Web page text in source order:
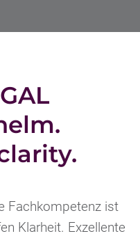
Fachkompetenz ist
Klarheit. Exzellente